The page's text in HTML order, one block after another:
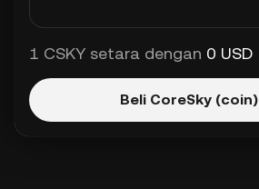
1 CSKY setara dengan 0 USD
Beli CoreSky (coin)